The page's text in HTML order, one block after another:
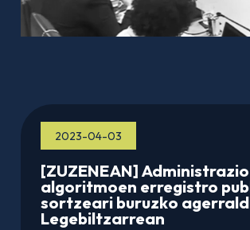
2023-04-03
[ZUZENEAN]
algoritmoen erregistro
sortzeari buruzko
Legebiltzarrean